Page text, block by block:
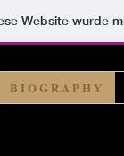
Website wurde
B I O G R A P H Y